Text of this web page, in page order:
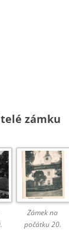
zámku
Zámek na
počátku 20.